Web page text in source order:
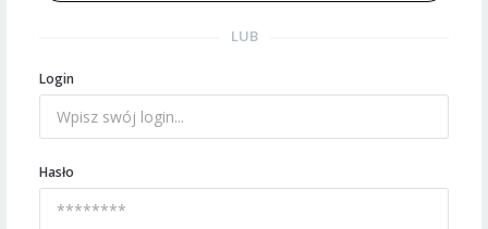
LUB
Login
Hasło